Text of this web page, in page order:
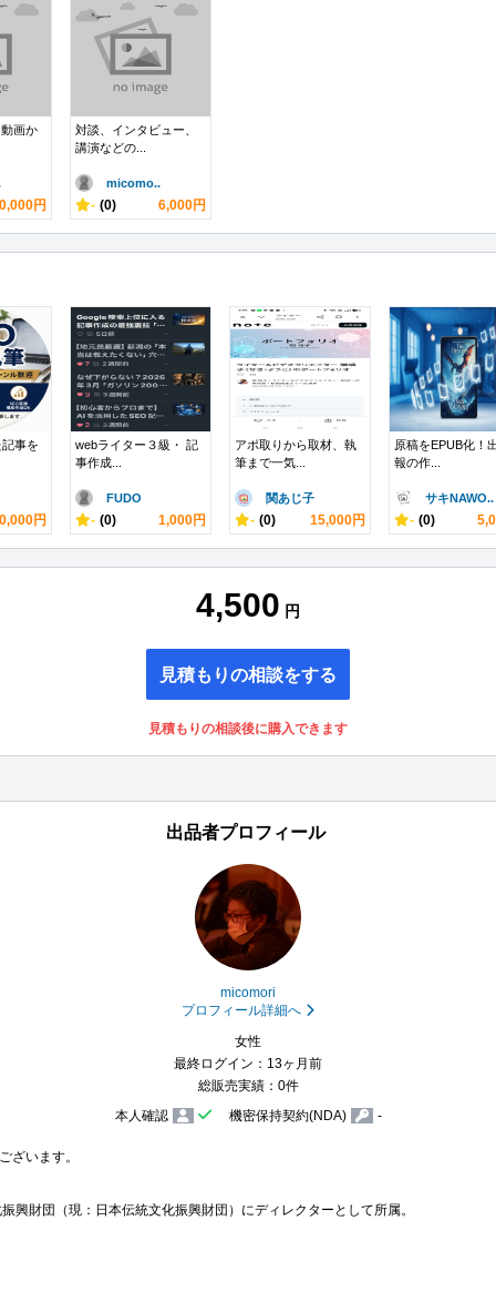
画か
円
対談、インタビュー、
講演などの...
micomo..
- (0) 6,000円
事を
円
webライター３級・ 記
事作成...
FUDO
- (0) 1,000円
アポ取りから取材、執
筆まで一気...
関あじ子
- (0) 15,000円
原稿をEPUB化！
報の作...
サキNAWO..
- (0)
4,500 円
見積もりの相談をする
見積もりの相談後に購入できます
出品者プロフィール
micomori
プロフィール詳細へ
女性
最終ログイン：13ヶ月前
総販売実績：0件
本人確認
機密保持契約(NDA) -
ざいます。
興財団（現：日本伝統文化振興財団）にディレクターとして所属。